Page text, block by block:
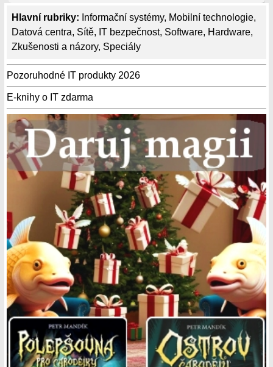
Hlavní rubriky: Informační systémy, Mobilní technologie,
Datová centra, Sítě, IT bezpečnost, Software, Hardware,
Zkušenosti a názory, Speciály
Pozoruhodné IT produkty 2026
E-knihy o IT zdarma